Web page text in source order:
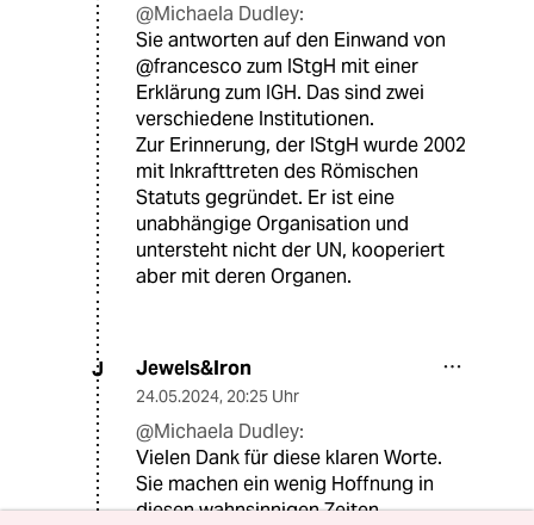
@Michaela Dudley:
Sie antworten auf den Einwand von
@francesco zum IStgH mit einer
Erklärung zum IGH. Das sind zwei
verschiedene Institutionen.
Zur Erinnerung, der IStgH wurde 2002
mit Inkrafttreten des Römischen
Statuts gegründet. Er ist eine
unabhängige Organisation und
untersteht nicht der UN, kooperiert
aber mit deren Organen.
J Jewels&Iron
24.05.2024, 20:25 Uhr
@Michaela Dudley:
Vielen Dank für diese klaren Worte.
Sie machen ein wenig Hoffnung in
diesen wahnsinnigen Zeiten.